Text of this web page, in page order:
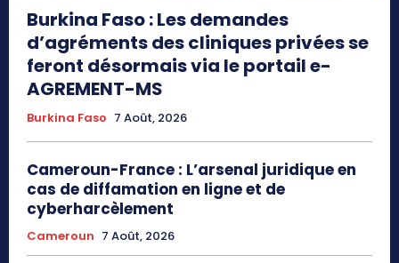
Burkina Faso : Les demandes
d’agréments des cliniques privées se
feront désormais via le portail e-
AGREMENT-MS
Burkina Faso 7 Août, 2026
Cameroun-France : L’arsenal juridique en
cas de diffamation en ligne et de
cyberharcèlement
Cameroun 7 Août, 2026